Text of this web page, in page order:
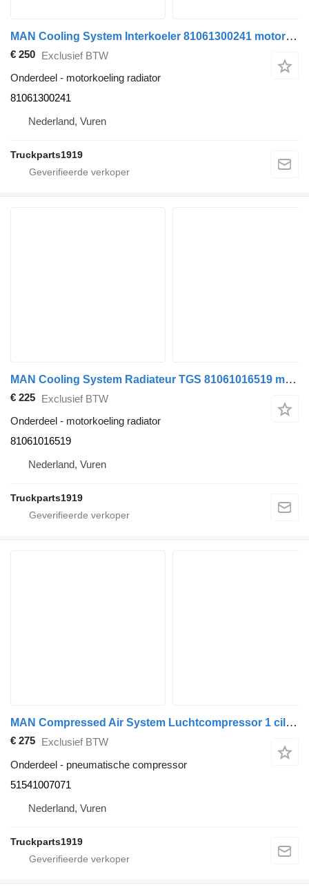
MAN Cooling System Interkoeler 81061300241 motorkoeling radiator voor vrachtwagen
€ 250 Exclusief BTW
Onderdeel - motorkoeling radiator
81061300241
Nederland, Vuren
Truckparts1919
MAN Cooling System Radiateur TGS 81061016519 motorkoeling radiator voor vrachtwagen
€ 225 Exclusief BTW
Onderdeel - motorkoeling radiator
81061016519
Nederland, Vuren
Truckparts1919
MAN Compressed Air System Luchtcompressor 1 cil 51541007071 pneumatische compressor voor vrachtwagen
€ 275 Exclusief BTW
Onderdeel - pneumatische compressor
51541007071
Nederland, Vuren
Truckparts1919